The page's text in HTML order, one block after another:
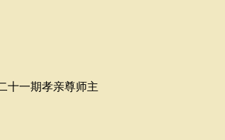
十一期孝亲尊师主